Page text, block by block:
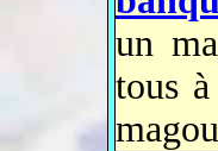
un
tous